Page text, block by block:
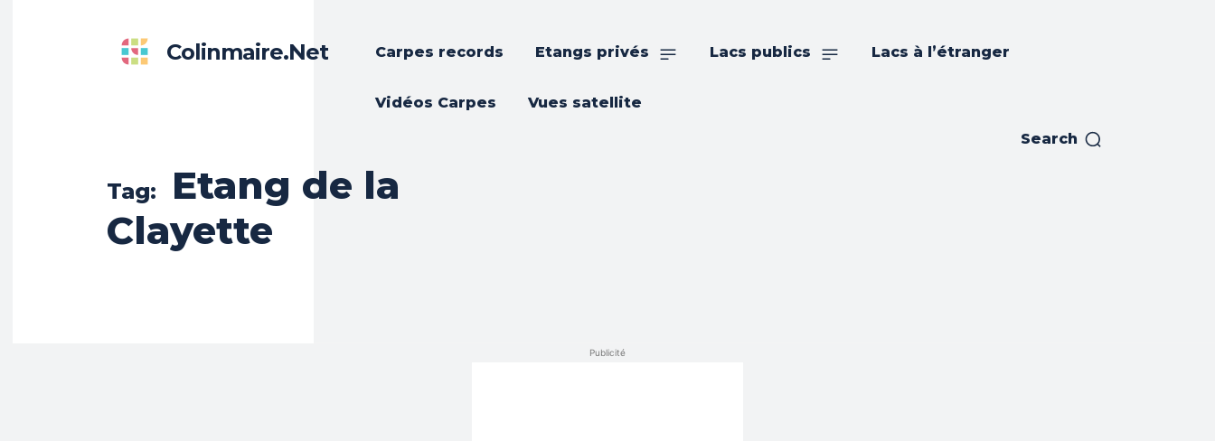
Colinmaire.net Carpes records Etangs privés Lacs publics Lacs à l’étranger
Vidéos Carpes Vues satellite
Search
Tag:
Etang de la
Clayette
Publicité